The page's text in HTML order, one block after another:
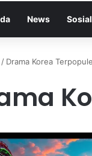
News Sosial
/ Drama Korea